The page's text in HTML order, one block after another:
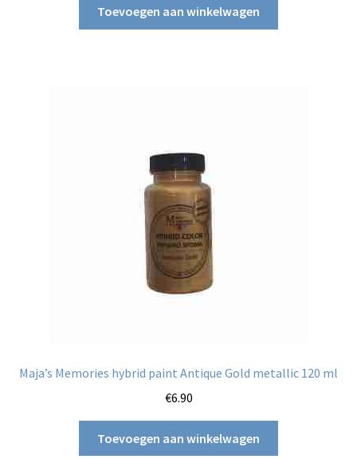
Toevoegen aan winkelwagen
Maja’s Memories hybrid paint Antique Gold metallic 120 ml
€6.90
Toevoegen aan winkelwagen